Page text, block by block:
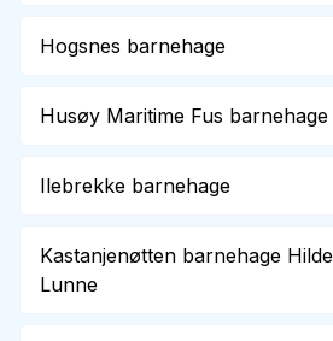
Hogsnes barnehage
Husøy Maritime Fus barnehage
Ilebrekke barnehage
Kastanjenøtten barnehage
Lunne